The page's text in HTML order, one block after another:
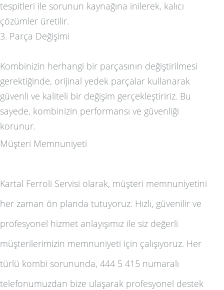
tespitleri ile sorunun kaynağına inilerek, kalıcı
çözümler üretilir.
3. Parça Değişimi
Kombinizin herhangi bir parçasının değiştirilmesi
gerektiğinde, orijinal yedek parçalar kullanarak
güvenli ve kaliteli bir değişim gerçekleştiririz. Bu
sayede, kombinizin performansı ve güvenliği
korunur.
Müşteri Memnuniyeti
Kartal Ferroli Servisi olarak, müşteri memnuniyetini
her zaman ön planda tutuyoruz. Hızlı, güvenilir ve
profesyonel hizmet anlayışımız ile siz değerli
müşterilerimizin memnuniyeti için çalışıyoruz. Her
türlü kombi sorununda, 444 5 415 numaralı
telefonumuzdan bize ulaşarak profesyonel destek